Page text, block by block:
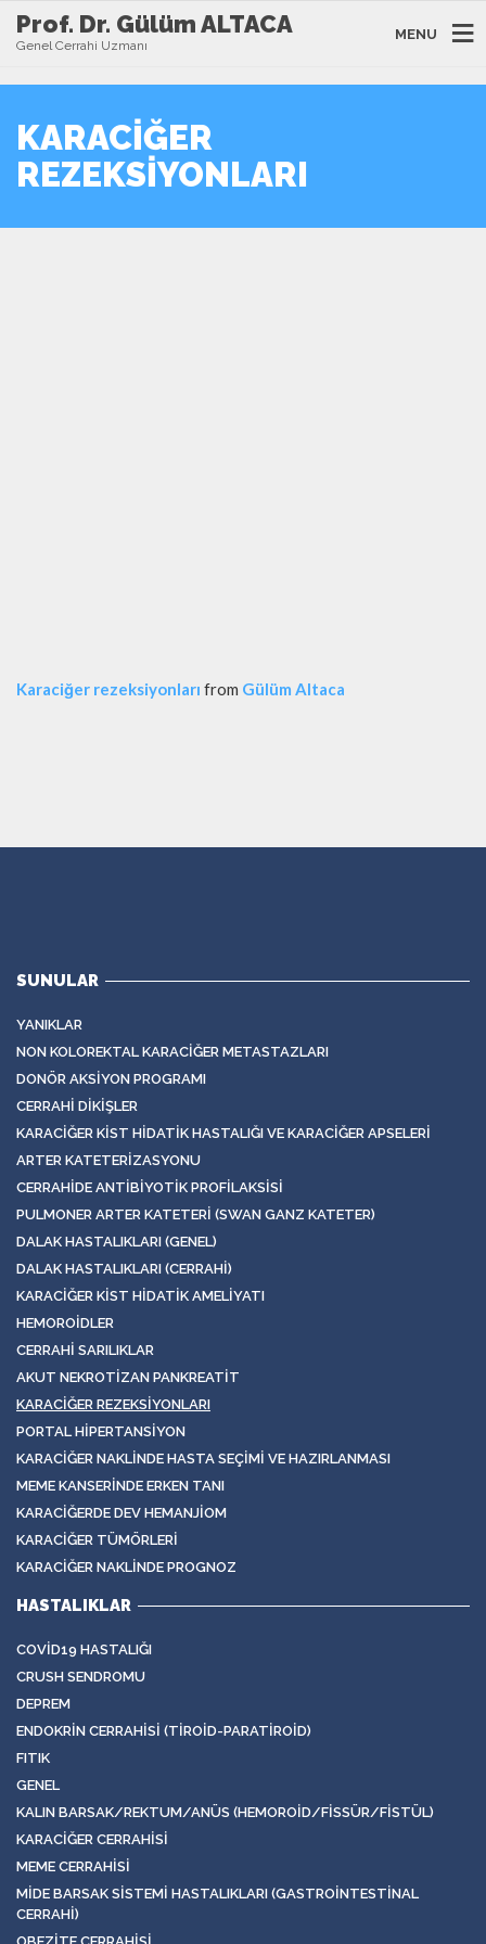
Prof. Dr. Gülüm ALTACA
Genel Cerrahi Uzmanı
MENU
KARACIĞER
REZEKSIYONLARI
Karaciğer rezeksiyonları from Gülüm Altaca
SUNULAR
YANIKLAR
NON KOLOREKTAL KARACIĞER METASTAZLARI
DONÖR AKSIYON PROGRAMI
CERRAHI DIKIŞLER
KARACIĞER KIST HIDATIK HASTALIĞI VE KARACIĞER APSELERI
ARTER KATETERIZASYONU
CERRAHIDE ANTIBIYOTIK PROFILAKSISI
PULMONER ARTER KATETERI (SWAN GANZ KATETER)
DALAK HASTALIKLARI (GENEL)
DALAK HASTALIKLARI (CERRAHI)
KARACIĞER KIST HIDATIK AMELIYATI
HEMOROIDLER
CERRAHI SARILIKLAR
AKUT NEKROTIZAN PANKREATIT
KARACIĞER REZEKSIYONLARI
PORTAL HIPERTANSIYON
KARACIĞER NAKLINDE HASTA SEÇIMI VE HAZIRLANMASI
MEME KANSERINDE ERKEN TANI
KARACIĞERDE DEV HEMANJIOM
KARACIĞER TÜMÖRLERI
KARACIĞER NAKLINDE PROGNOZ
HASTALIKLAR
COVID19 HASTALIĞI
CRUSH SENDROMU
DEPREM
ENDOKRIN CERRAHISI (TIROID-PARATIROID)
FITIK
GENEL
KALIN BARSAK/REKTUM/ANÜS (HEMOROID/FISSÜR/FISTÜL)
KARACIĞER CERRAHISI
MEME CERRAHISI
MIDE BARSAK SISTEMI HASTALIKLARI (GASTROINTESTINAL
CERRAHI)